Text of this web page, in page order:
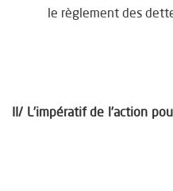
le règlement des
II/ L’impératif de l’action